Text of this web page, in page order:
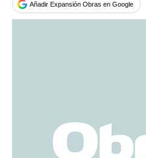
Añadir Expansión Obras en Google